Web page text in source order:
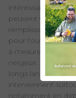
intéressants. En
peuvent varier au
remplissage de la
pour l’ouverture,
à mesure que les
neigeux. S’il est
longs lancers,
interviennent
notamment en